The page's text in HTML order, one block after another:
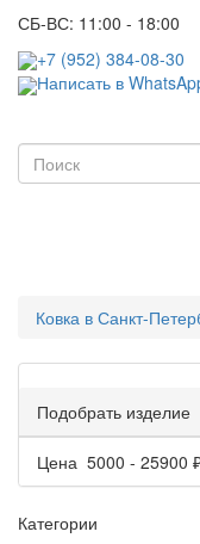
СБ-ВС: 11:00 - 18:00
+7 (952) 384-08-30
Написать в
Ковка в Санкт-
Подобрать изделие
Цена 5000 - 25900
Категории